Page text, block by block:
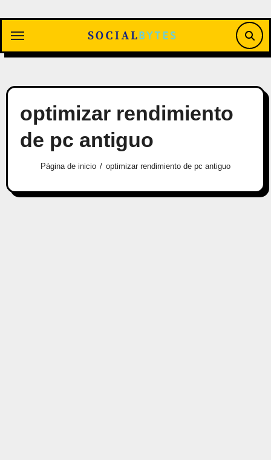
contenido
optimizar rendimiento
de pc antiguo
Página de inicio optimizar rendimiento de pc antiguo